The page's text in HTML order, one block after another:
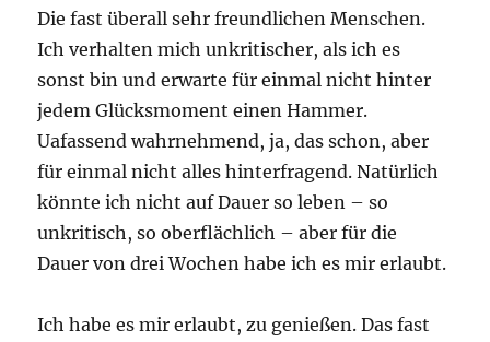
Die fast überall sehr freundlichen Menschen.
Ich verhalten mich unkritischer, als ich es
sonst bin und erwarte für einmal nicht hinter
jedem Glücksmoment einen Hammer.
Uafassend wahrnehmend, ja, das schon, aber
für einmal nicht alles hinterfragend. Natürlich
könnte ich nicht auf Dauer so leben – so
unkritisch, so oberflächlich – aber für die
Dauer von drei Wochen habe ich es mir erlaubt.
Ich habe es mir erlaubt, zu genießen. Das fast